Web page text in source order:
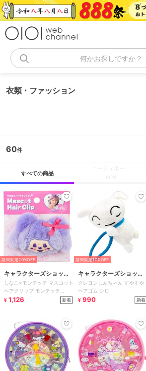
コ
ン
何かお探しですか？
衣類・ファッション
60
すべての商品
(0件)
期間限定20%OFF
キャラクターズショッ
プ ラフラフ
しなこ×モンチッチ マスコット
ヘアクリップ モンチッチ
MonchhichiFriends 475
¥ 1,126 新着
期間限定10%OFF
キャラクターズショッ
プ ラフラフ
クレヨンしんちゃん すやすや
ヘアゴム シロ
¥ 990 新着